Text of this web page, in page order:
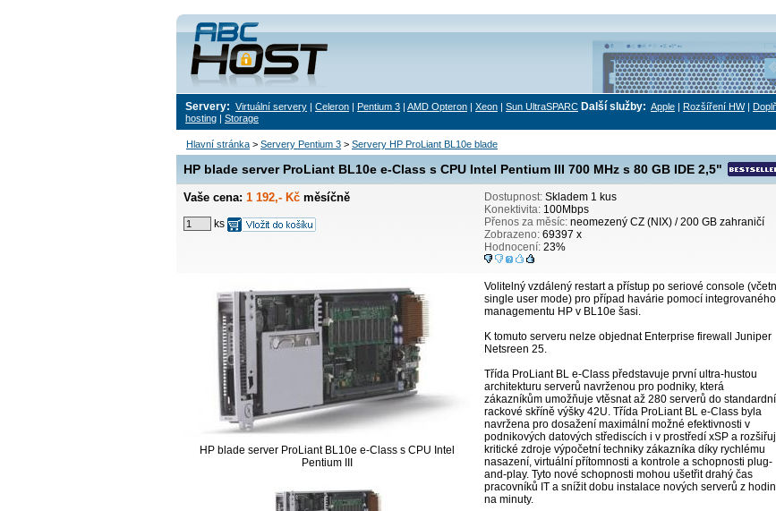
Servery: Virtuální servery | Celeron | Pentium 3 | AMD Opteron | Xeon | Sun UltraSPARC Další služby: Apple | Rozšíření HW|
hosting | Storage
Hlavní stránka > Servery Pentium 3 > Servery HP ProLiant BL10e blade
HP blade server ProLiant BL10e e-Class s CPU Intel Pentium III 700 MHz s 80 GB IDE 2,5"
Vaše cena: 1 192,- Kč měsíčně
ks
Dostupnost: Skladem 1 kus
Konektivita: 100Mbps
Přenos za měsíc: neomezený CZ (NIX) / 200 GB zahraničí
Zobrazeno: 69397 x
Hodnocení: 23%
HP blade server ProLiant BL10e e-Class s CPU Intel
Pentium III
Volitelný vzdálený restart a přístup po seriové console
single user mode) pro případ havárie pomocí integrovaného
managementu HP v BL10e šasi.
K tomuto serveru nelze objednat Enterprise firewall Juniper
Netsreen 25.
Třída ProLiant BL e-Class představuje první ultra-hustou
architekturu serverů navrženou pro podniky, která
zákazníkům umožňuje vtěsnat až 280 serverů do standardní
rackové skříně výšky 42U. Třída ProLiant BL e-Class byla
navržena pro dosažení maximální možné efektivnosti v
podnikových datových střediscích i v prostředí xSP a
kritické zdroje výpočetní techniky zákazníka díky rychlému
nasazení, virtuální přítomnosti a kontrole a schopnosti plug-
and-play. Tyto nové schopnosti mohou ušetřit drahý čas
pracovníků IT a snížit dobu instalace nových serverů z hodin
na minuty.